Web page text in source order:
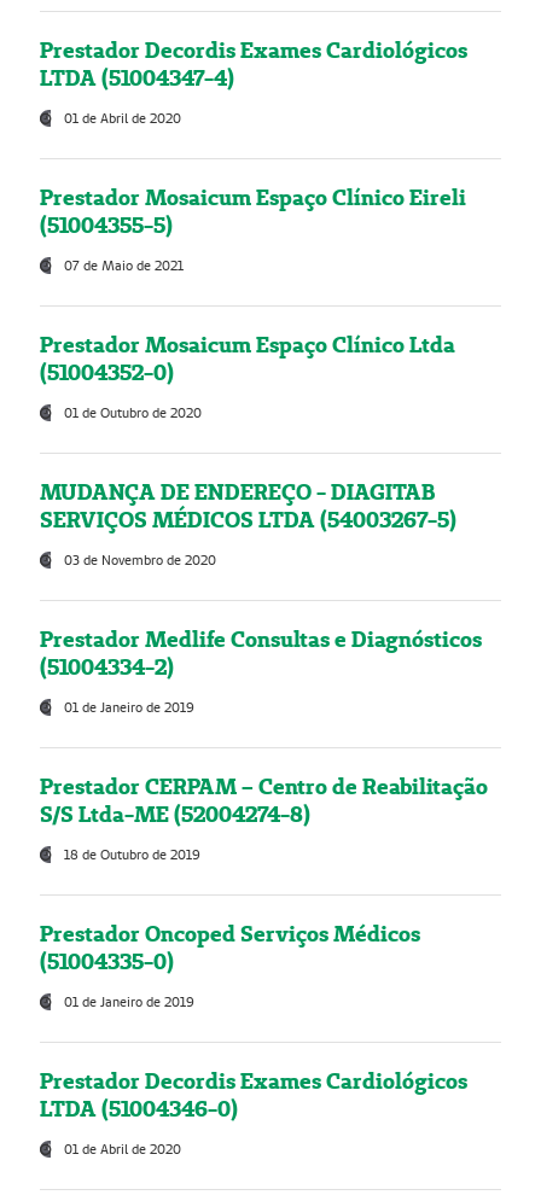
Prestador Decordis Exames Cardiológicos
LTDA (51004347-4)
01 de Abril de 2020
Prestador Mosaicum Espaço Clínico Eireli
(51004355-5)
07 de Maio de 2021
Prestador Mosaicum Espaço Clínico Ltda
(51004352-0)
01 de Outubro de 2020
MUDANÇA DE ENDEREÇO - DIAGITAB
SERVIÇOS MÉDICOS LTDA (54003267-5)
03 de Novembro de 2020
Prestador Medlife Consultas e Diagnósticos
(51004334-2)
01 de Janeiro de 2019
Prestador CERPAM – Centro de Reabilitação
S/S Ltda-ME (52004274-8)
18 de Outubro de 2019
Prestador Oncoped Serviços Médicos
(51004335-0)
01 de Janeiro de 2019
Prestador Decordis Exames Cardiológicos
LTDA (51004346-0)
01 de Abril de 2020